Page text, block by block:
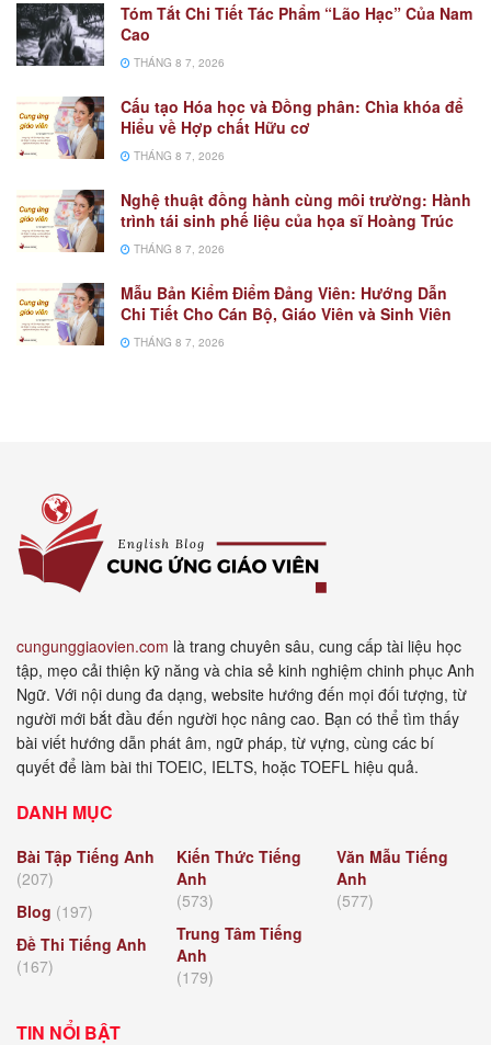
Tóm Tắt Chi Tiết Tác Phẩm “Lão Hạc” Của Nam
Cao
THÁNG 8 7, 2026
Cấu tạo Hóa học và Đồng phân: Chìa khóa để
Hiểu về Hợp chất Hữu cơ
THÁNG 8 7, 2026
Nghệ thuật đồng hành cùng môi trường: Hành
trình tái sinh phế liệu của họa sĩ Hoàng Trúc
THÁNG 8 7, 2026
Mẫu Bản Kiểm Điểm Đảng Viên: Hướng Dẫn
Chi Tiết Cho Cán Bộ, Giáo Viên và Sinh Viên
THÁNG 8 7, 2026
cungunggiaovien.com là trang chuyên sâu, cung cấp tài liệu học
tập, mẹo cải thiện kỹ năng và chia sẻ kinh nghiệm chinh phục Anh
Ngữ. Với nội dung đa dạng, website hướng đến mọi đối tượng, từ
người mới bắt đầu đến người học nâng cao. Bạn có thể tìm thấy
bài viết hướng dẫn phát âm, ngữ pháp, từ vựng, cùng các bí
quyết để làm bài thi TOEIC, IELTS, hoặc TOEFL hiệu quả.
DANH MỤC
Bài Tập Tiếng Anh
(207)
Blog (197)
Đề Thi Tiếng Anh
(167)
Kiến Thức Tiếng
Anh
(573)
Trung Tâm Tiếng
Anh
(179)
Văn Mẫu Tiếng
Anh
(577)
TIN NỔI BẬT